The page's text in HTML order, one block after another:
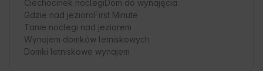
Ciechocinek noclegiDom do wynajęcia
Gdzie nad jezioroFirst Minute
Tanie noclegi nad jeziorem
Wynajem domków letniskowych
Domki letniskowe wynajem